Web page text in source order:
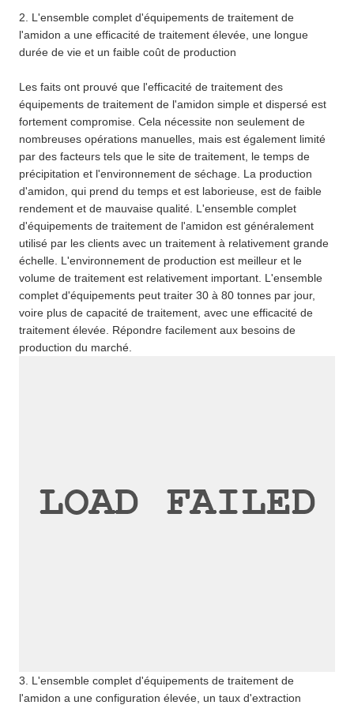
2. L'ensemble complet d'équipements de traitement de
l'amidon a une efficacité de traitement élevée, une longue
durée de vie et un faible coût de production
Les faits ont prouvé que l'efficacité de traitement des
équipements de traitement de l'amidon simple et dispersé est
fortement compromise. Cela nécessite non seulement de
nombreuses opérations manuelles, mais est également limité
par des facteurs tels que le site de traitement, le temps de
précipitation et l'environnement de séchage. La production
d'amidon, qui prend du temps et est laborieuse, est de faible
rendement et de mauvaise qualité. L'ensemble complet
d'équipements de traitement de l'amidon est généralement
utilisé par les clients avec un traitement à relativement grande
échelle. L'environnement de production est meilleur et le
volume de traitement est relativement important. L'ensemble
complet d'équipements peut traiter 30 à 80 tonnes par jour,
voire plus de capacité de traitement, avec une efficacité de
traitement élevée. Répondre facilement aux besoins de
production du marché.
3. L'ensemble complet d'équipements de traitement de
l'amidon a une configuration élevée, un taux d'extraction